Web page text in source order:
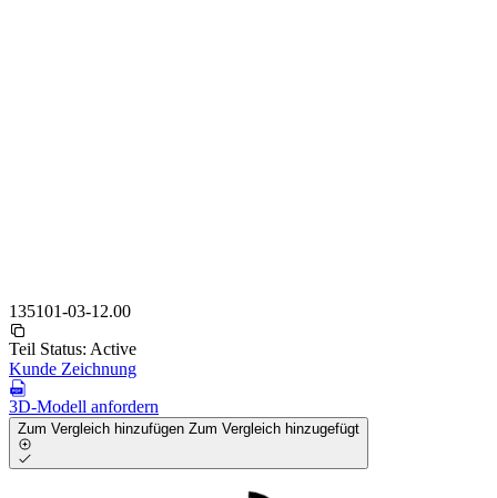
135101-03-12.00
Teil Status: Active
Kunde Zeichnung
3D-Modell anfordern
Zum Vergleich hinzufügen Zum Vergleich hinzugefügt